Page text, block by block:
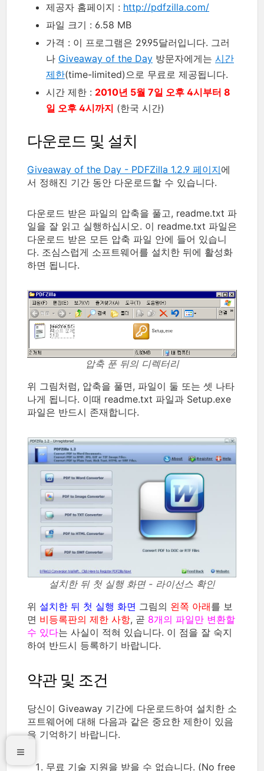
제공자 홈페이지 : http://pdfzilla.com/
파일 크기 : 6.58 MB
가격 : 이 프로그램은 29.95달러입니다. 그러
나 Giveaway of the Day 방문자에게는 시간
제한(time-limited)으로 무료로 제공됩니다.
시간 제한 : 2010년 5월 7일 오후 4시부터 8
일 오후 4시까지 (한국 시간)
다운로드 및 설치
Giveaway of the Day - PDFZilla 1.2.9 페이지에
서 정해진 기간 동안 다운로드할 수 있습니다.
다운로드 받은 파일의 압축을 풀고, readme.txt 파
일을 잘 읽고 실행하십시오. 이 readme.txt 파일은
다운로드 받은 모든 압축 파일 안에 들어 있습니
다. 조심스럽게 소프트웨어를 설치한 뒤에 활성화
하면 됩니다.
압축 푼 뒤의 디렉터리
위 그림처럼, 압축을 풀면, 파일이 둘 또는 셋 나타
나게 됩니다. 이때 readme.txt 파일과 Setup.exe
파일은 반드시 존재합니다.
설치한 뒤 첫 실행 화면 - 라이선스 확인
위 설치한 뒤 첫 실행 화면 그림의 왼쪽 아래를 보
면 비등록판의 제한 사항, 곧 8개의 파일만 변환할
수 있다는 사실이 적혀 있습니다. 이 점을 잘 숙지
하여 반드시 등록하기 바랍니다.
약관 및 조건
당신이 Giveaway 기간에 다운로드하여 설치한 소
프트웨어에 대해 다음과 같은 중요한 제한이 있음
을 기억하기 바랍니다.
무료 기술 지원을 받을 수 없습니다. (No free